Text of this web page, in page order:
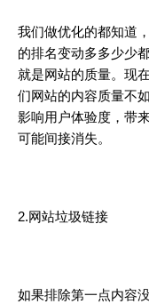
我们做优化的都知道，
的排名变动多多少少
就是网站的质量。现
们网站的内容质量不
影响用户体验度，带
可能间接消失。
2.网站垃圾链接
如果排除第一点内容